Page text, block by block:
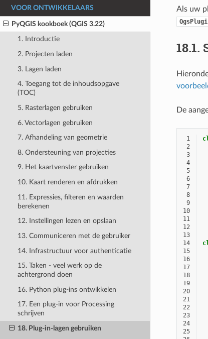
VOOR ONTWIKKELAARS
PyQGIS kookboek (QGIS 3.22)
1. Introductie
2. Projecten laden
3. Lagen laden
4. Toegang tot de inhoudsopgave
(TOC)
5. Rasterlagen gebruiken
6. Vectorlagen gebruiken
7. Afhandeling van geometrie
8. Ondersteuning van projecties
9. Het kaartvenster gebruiken
10. Kaart renderen en afdrukken
11. Expressies, filteren en waarden
berekenen
12. Instellingen lezen en opslaan
13. Communiceren met de gebruiker
14. Infrastructuur voor authenticatie
15. Taken - veel werk op de
achtergrond doen
16. Python plug-ins ontwikkelen
17. Een plug-in voor Processing
schrijven
18. Plug-in-lagen gebruiken
Als uw
18.1.
De
1
2
3
4
5
6
7
8
9
10
11
12
13
14
15
16
17
18
19
20
21
22
23
24
25